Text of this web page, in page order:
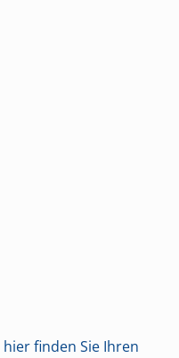
hier finden Sie Ihren